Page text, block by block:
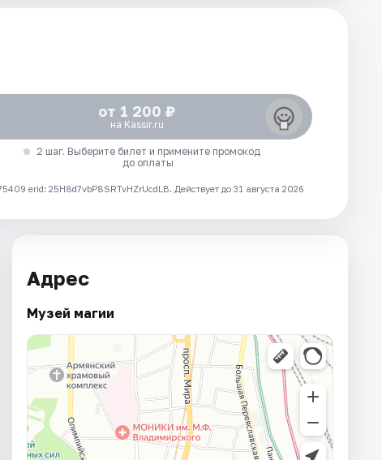
от 1 200 ₽
на Kassir.ru
2 шаг. Выберите билет и примените промокод
до оплаты
erid: 25H8d7vbP8SRTvHZrUcdLB. Действует до 31 августа 2026
Адрес
Музей магии